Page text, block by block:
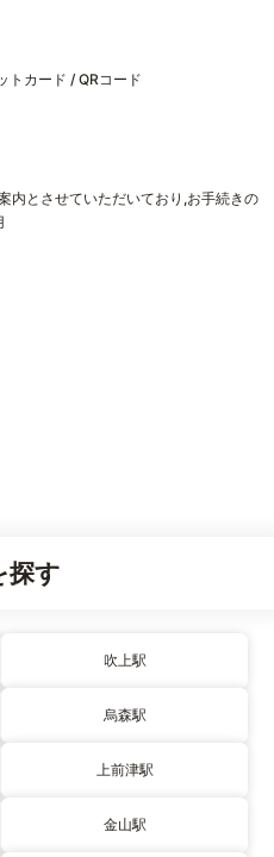
トカード / QRコード
内とさせていただいており,お手続きの
探す
吹上駅
烏森駅
上前津駅
金山駅